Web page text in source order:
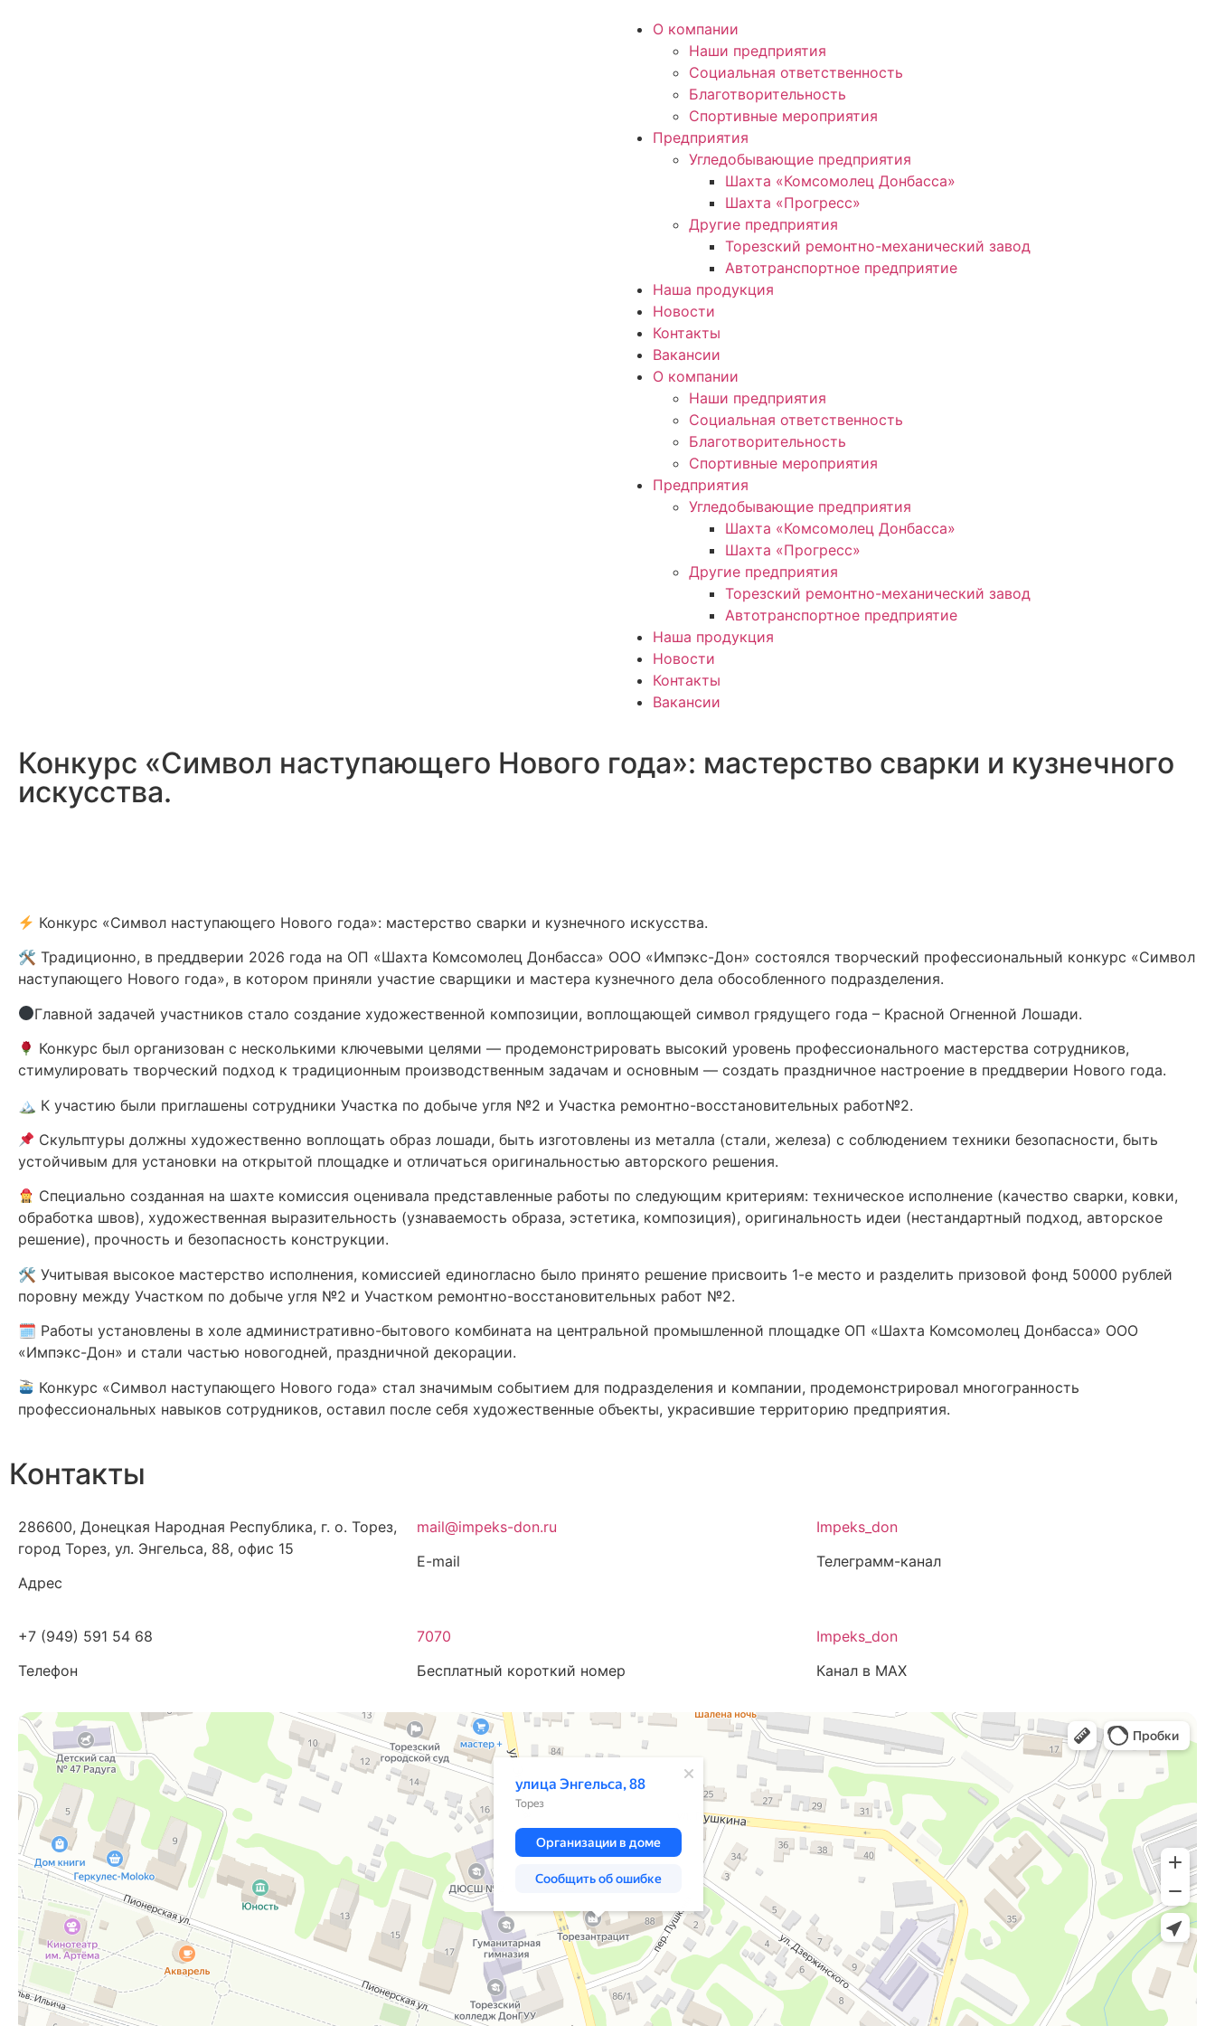
О компании
Наши предприятия
Социальная ответственность
Благотворительность
Спортивные мероприятия
Предприятия
Угледобывающие предприятия
Шахта «Комсомолец Донбасса»
Шахта «Прогресс»
Другие предприятия
Торезский ремонтно-механический завод
Автотранспортное предприятие
Наша продукция
Новости
Контакты
Вакансии
О компании
Наши предприятия
Социальная ответственность
Благотворительность
Спортивные мероприятия
Предприятия
Угледобывающие предприятия
Шахта «Комсомолец Донбасса»
Шахта «Прогресс»
Другие предприятия
Торезский ремонтно-механический завод
Автотранспортное предприятие
Наша продукция
Новости
Контакты
Вакансии
Конкурс «Символ наступающего Нового года»: мастерство сварки и кузнечного
искусства.
Конкурс «Символ наступающего Нового года»: мастерство сварки и кузнечного искусства.
🛠 Традиционно, в преддверии 2026 года на ОП «Шахта Комсомолец Донбасса» ООО «Импэкс-Дон» состоялся творческий профессиональный конкурс «Символ
наступающего Нового года», в котором приняли участие сварщики и мастера кузнечного дела обособленного подразделения.
Главной задачей участников стало создание художественной композиции, воплощающей символ грядущего года – Красной Огненной Лошади.
Конкурс был организован с несколькими ключевыми целями — продемонстрировать высокий уровень профессионального мастерства сотрудников,
стимулировать творческий подход к традиционным производственным задачам и основным — создать праздничное настроение в преддверии Нового года.
🏔 К участию были приглашены сотрудники Участка по добыче угля №2 и Участка ремонтно-восстановительных работ№2.
Скульптуры должны художественно воплощать образ лошади, быть изготовлены из металла (стали, железа) с соблюдением техники безопасности, быть
устойчивым для установки на открытой площадке и отличаться оригинальностью авторского решения.
Специально созданная на шахте комиссия оценивала представленные работы по следующим критериям: техническое исполнение (качество сварки, ковки,
обработка швов), художественная выразительность (узнаваемость образа, эстетика, композиция), оригинальность идеи (нестандартный подход, авторское
решение), прочность и безопасность конструкции.
🛠 Учитывая высокое мастерство исполнения, комиссией единогласно было принято решение присвоить 1-е место и разделить призовой фонд 50000 рублей
поровну между Участком по добыче угля №2 и Участком ремонтно-восстановительных работ №2.
🗓 Работы установлены в холе административно-бытового комбината на центральной промышленной площадке ОП «Шахта Комсомолец Донбасса» ООО
«Импэкс-Дон» и стали частью новогодней, праздничной декорации.
Конкурс «Символ наступающего Нового года» стал значимым событием для подразделения и компании, продемонстрировал многогранность
профессиональных навыков сотрудников, оставил после себя художественные объекты, украсившие территорию предприятия.
Контакты
286600, Донецкая Народная Республика, г. о. Торез,
город Торез, ул. Энгельса, 88, офис 15
Адрес
mail@impeks-don.ru
E-mail
Impeks_don
Телеграмм-канал
+7 (949) 591 54 68
Телефон
7070
Бесплатный короткий номер
Impeks_don
Канал в MAX
Яндекс Карты
Карта Донецка с улицами и номерами домов — Яндекс Карты